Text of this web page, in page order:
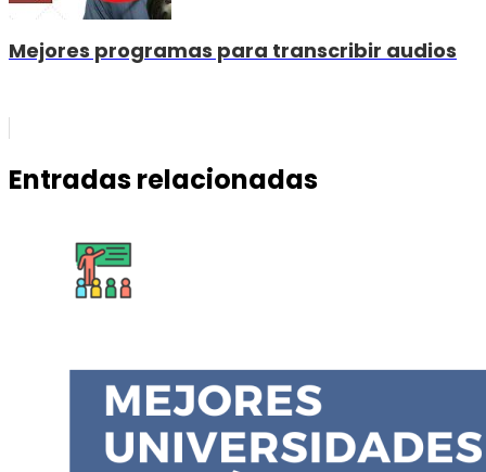
Mejores programas para transcribir audios
Entradas relacionadas